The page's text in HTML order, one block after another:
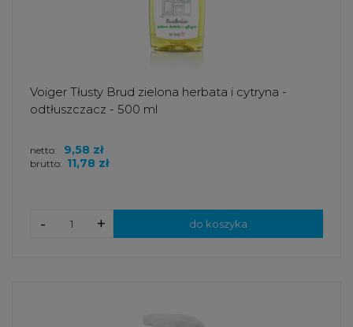
Voiger Tłusty Brud zielona herbata i cytryna -
odtłuszczacz - 500 ml
brutto: 11,78 zł
netto: 9,58 zł
+
- do koszyka